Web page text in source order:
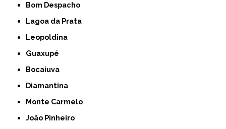
Bom Despacho
Lagoa da Prata
Leopoldina
Guaxupé
Bocaiuva
Diamantina
Monte Carmelo
João Pinheiro